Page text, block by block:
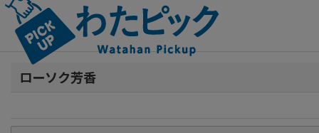
ローソク芳香